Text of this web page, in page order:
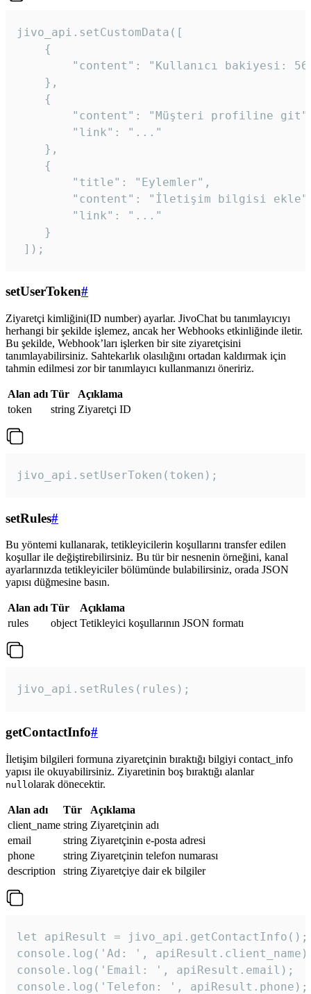
jivo_api.setCustomData([
    {
"content": "Kullanıcı bakiyesi:
    },
    {
"content": "Müşteri profiline
        "link": "..."
    },
    {
        "title": "Eylemler",
"content": "İletişim bilgisi
        "link": "..."
    }
]);
setUserToken#
Ziyaretçi kimliğini(ID number) ayarlar. JivoChat bu tanımlayıcıyı
herhangi bir şekilde işlemez, ancak her Webhooks etkinliğinde iletir.
Bu şekilde, Webhook’ları işlerken bir site ziyaretçisini
tanımlayabilirsiniz. Sahtekarlık olasılığını ortadan kaldırmak için
tahmin edilmesi zor bir tanımlayıcı kullanmanızı öneririz.
Alan adı Tür
Açıklama
token
string Ziyaretçi ID
jivo_api.setUserToken(token);
setRules#
Bu yöntemi kullanarak, tetikleyicilerin koşullarını transfer edilen
koşullar ile değiştirebilirsiniz. Bu tür bir nesnenin örneğini, kanal
ayarlarınızda tetikleyiciler bölümünde bulabilirsiniz, orada JSON
yapısı düğmesine basın.
Alan adı Tür
Açıklama
rules
object Tetikleyici koşullarının JSON formatı
jivo_api.setRules(rules);
getContactInfo#
İletişim bilgileri formuna ziyaretçinin bıraktığı bilgiyi contact_info
yapısı ile okuyabilirsiniz. Ziyaretinin boş bıraktığı alanlar
null olarak dönecektir.
Alan adı Tür
Açıklama
client_name string Ziyaretçinin adı
email
string Ziyaretçinin e-posta adresi
phone
string Ziyaretçinin telefon numarası
description
string Ziyaretçiye dair ek bilgiler
let apiResult = jivo_api.getContactInfo();
console.log('Ad: ',
console.log('Email: ', apiResult.email);
console.log('Telefon: ', apiResult.phone);